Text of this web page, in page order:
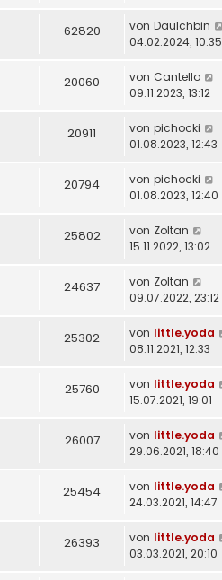
62820 von DauIchbin
04.02.2024, 10:35
20060 von Cantello
09.11.2023, 13:12
20911 von pichocki
01.08.2023, 12:43
20794 von pichocki
01.08.2023, 12:40
25802 von Zoltan
15.11.2022, 13:02
24637 von Zoltan
09.07.2022, 23:12
25302 von little.yoda
08.11.2021, 12:33
25760 von little.yoda
15.07.2021, 19:01
26007 von little.yoda
29.06.2021, 18:40
25454 von little.yoda
24.03.2021, 14:47
26393 von little.yoda
03.03.2021, 20:10